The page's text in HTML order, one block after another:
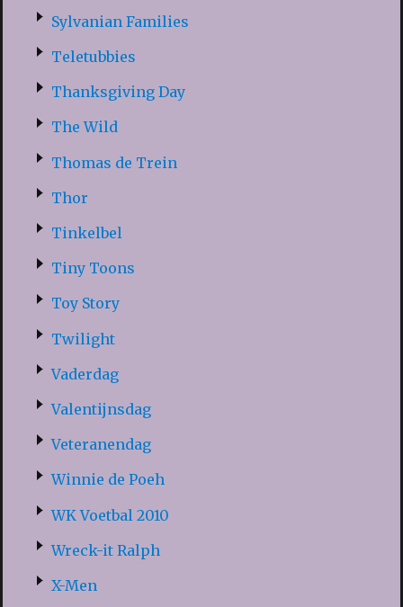
Sylvanian Families
Teletubbies
Thanksgiving Day
The Wild
Thomas de Trein
Thor
Tinkelbel
Tiny Toons
Toy Story
Twilight
Vaderdag
Valentijnsdag
Veteranendag
Winnie de Poeh
WK Voetbal 2010
Wreck-it Ralph
X-Men